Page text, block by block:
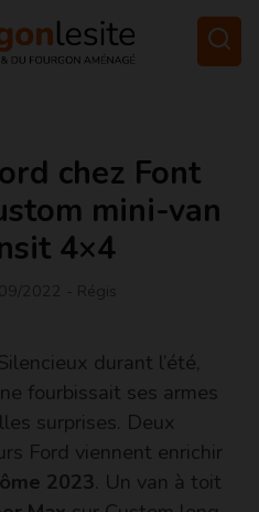
chez Font
mini-van
4×4
durant l’été,
fourbissait ses armes
surprises. Deux
Ford viennent enrichir
2023 . Un van à toit